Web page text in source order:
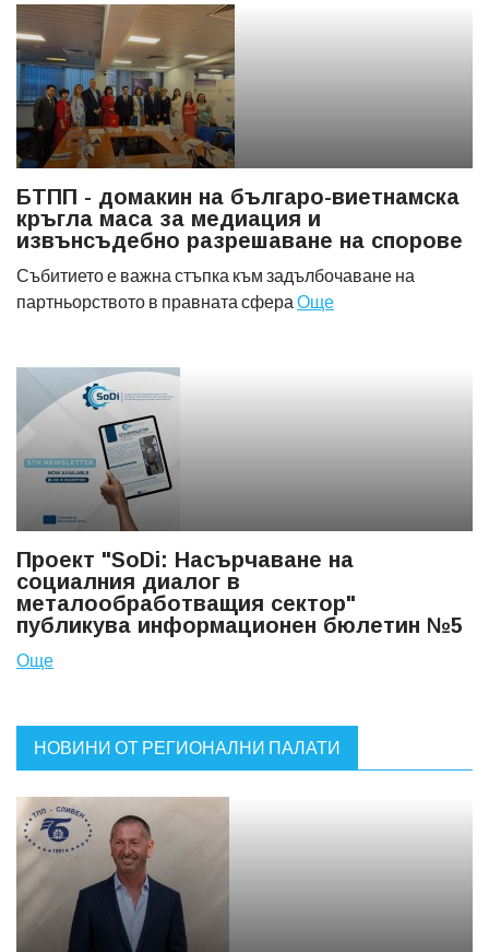
БТПП - домакин на българо-виетнамска
кръгла маса за медиация и
извънсъдебно разрешаване на спорове
Събитието е важна стъпка към задълбочаване на
партньорството в правната сфера Още
Проект "SoDi: Насърчаване на
социалния диалог в
металообработващия сектор"
публикува информационен бюлетин №5
Още
НОВИНИ ОТ РЕГИОНАЛНИ ПАЛАТИ